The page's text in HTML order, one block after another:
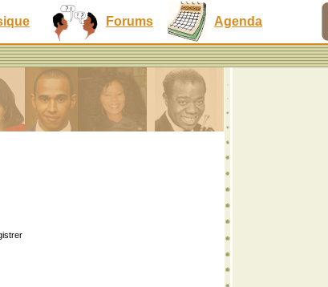
Forums Agenda